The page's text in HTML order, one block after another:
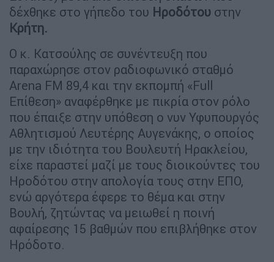
δέχθηκε στο γήπεδο του Ηροδότου στην
Κρήτη.
Ο κ. Κατσούλης σε συνέντευξη που
παραχώρησε στον ραδιοφωνικό σταθμό
Arena FM 89,4 και την εκπομπή «Full
Επίθεση» αναφέρθηκε με πικρία στον ρόλο
που έπαιξε στην υπόθεση ο νυν Υφυπουργός
Αθλητισμού Λευτέρης Αυγενάκης, ο οποίος
με την ιδιότητα του Βουλευτή Ηρακλείου,
είχε παραστεί μαζί με τους διοικούντες του
Ηροδότου στην απολογία τους στην ΕΠΟ,
ενώ αργότερα έφερε το θέμα και στην
Βουλή, ζητώντας να μειωθεί η ποινή
αφαίρεσης 15 βαθμών που επιβλήθηκε στον
Ηρόδοτο.